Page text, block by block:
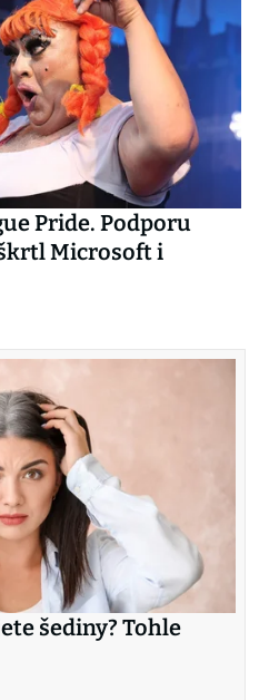
Pride. Podporu
Microsoft i
šediny? Tohle